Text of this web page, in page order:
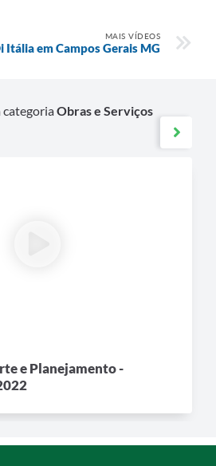
MAIS VÍDEOS
Itália em Campos Gerais MG
categoriaObras e Serviços
e Planejamento -